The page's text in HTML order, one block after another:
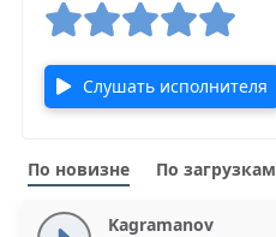
Слушать исполнителя
По новизне По загрузкам
Kagramanov